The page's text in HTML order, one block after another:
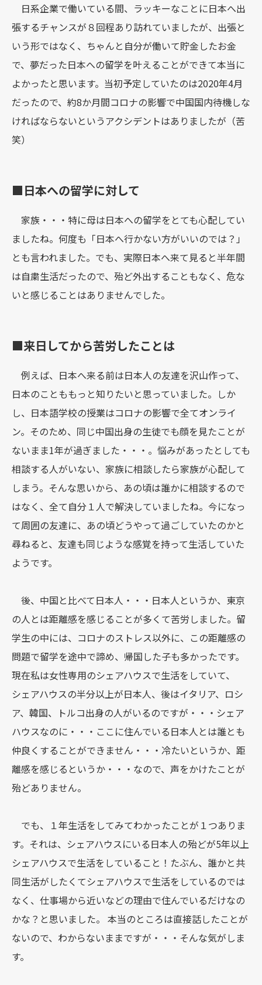
日系企業で働いている間、ラッキーなことに日本へ出
張するチャンスが８回程あり訪れていましたが、出張と
いう形ではなく、ちゃんと自分が働いて貯金したお金
で、夢だった日本への留学を叶えることができて本当に
よかったと思います。当初予定していたのは2020年4月
だったので、約8か月間コロナの影響で中国国内待機しな
ければならないというアクシデントはありましたが（苦
笑）
■日本への留学に対して
家族・・・特に母は日本への留学をとても心配してい
ましたね。何度も「日本へ行かない方がいいのでは？」
とも言われました。でも、実際日本へ来て見ると半年間
は自粛生活だったので、殆ど外出することもなく、危な
いと感じることはありませんでした。
■来日してから苦労したことは
例えば、日本へ来る前は日本人の友達を沢山作って、
日本のことももっと知りたいと思っていました。しか
し、日本語学校の授業はコロナの影響で全てオンライ
ン。そのため、同じ中国出身の生徒でも顔を見たことが
ないまま1年が過ぎました・・・。悩みがあったとしても
相談する人がいない、家族に相談したら家族が心配して
しまう。そんな思いから、あの頃は誰かに相談するので
はなく、全て自分１人で解決していましたね。今になっ
て周囲の友達に、あの頃どうやって過ごしていたのかと
尋ねると、友達も同じような感覚を持って生活していた
ようです。
後、中国と比べて日本人・・・日本人というか、東京
の人とは距離感を感じることが多くて苦労しました。留
学生の中には、コロナのストレス以外に、この距離感の
問題で留学を途中で諦め、帰国した子も多かったです。
現在私は女性専用のシェアハウスで生活をしていて、
シェアハウスの半分以上が日本人、後はイタリア、ロシ
ア、韓国、トルコ出身の人がいるのですが・・・シェア
ハウスなのに・・・ここに住んでいる日本人とは誰とも
仲良くすることができません・・・冷たいというか、距
離感を感じるというか・・・なので、声をかけたことが
殆どありません。
でも、１年生活をしてみてわかったことが１つありま
す。それは、シェアハウスにいる日本人の殆どが5年以上
シェアハウスで生活をしていること！たぶん、誰かと共
同生活がしたくてシェアハウスで生活をしているのでは
なく、仕事場から近いなどの理由で住んでいるだけなの
かな？と思いました。 本当のところは直接話したことが
ないので、わからないままですが・・・そんな気がしま
す。